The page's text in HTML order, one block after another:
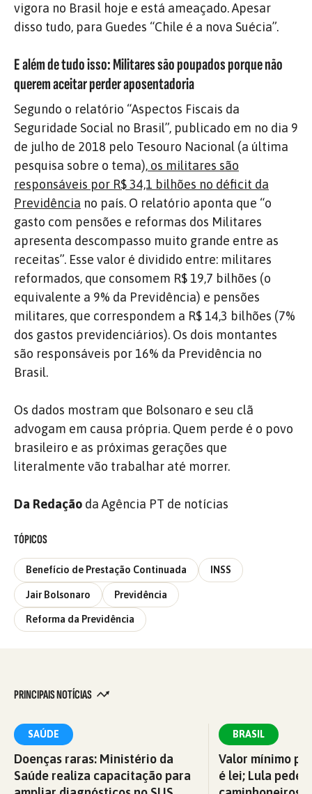
vigora no Brasil hoje e está ameaçado. Apesar
disso tudo, para Guedes “Chile é a nova Suécia”.
E além de tudo isso: Militares são poupados porque não
querem aceitar perder aposentadoria
Segundo o relatório “Aspectos Fiscais da
Seguridade Social no Brasil”, publicado em no dia 9
de julho de 2018 pelo Tesouro Nacional (a última
pesquisa sobre o tema), os militares são
responsáveis por R$ 34,1 bilhões no déficit da
Previdência no país. O relatório aponta que “o
gasto com pensões e reformas dos Militares
apresenta descompasso muito grande entre as
receitas”. Esse valor é dividido entre: militares
reformados, que consomem R$ 19,7 bilhões (o
equivalente a 9% da Previdência) e pensões
militares, que correspondem a R$ 14,3 bilhões (7%
dos gastos previdenciários). Os dois montantes
são responsáveis por 16% da Previdência no
Brasil.
Os dados mostram que Bolsonaro e seu clã
advogam em causa própria. Quem perde é o povo
brasileiro e as próximas gerações que
literalmente vão trabalhar até morrer.
Da Redação da Agência PT de notícias
TÓPICOS
Benefício de Prestação Continuada INSS
Jair Bolsonaro Previdência
Reforma da Previdência
PRINCIPAIS NOTÍCIAS
SAÚDE
Doenças raras: Ministério da
Saúde realiza capacitação para
BRASIL
Valor mínimo
é lei; Lula pede